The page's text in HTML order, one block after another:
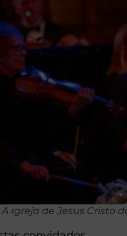
Igreja de Jesus Cristo